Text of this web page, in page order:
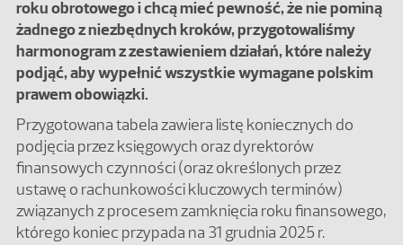
roku obrotowego i chcą mieć pewność, że nie pominą
żadnego z niezbędnych kroków, przygotowaliśmy
harmonogram z zestawieniem działań, które należy
podjąć, aby wypełnić wszystkie wymagane polskim
prawem obowiązki.
Przygotowana tabela zawiera listę koniecznych do
podjęcia przez księgowych oraz dyrektorów
finansowych czynności (oraz określonych przez
ustawę o rachunkowości kluczowych terminów)
związanych z procesem zamknięcia roku finansowego,
którego koniec przypada na 31 grudnia 2025 r.